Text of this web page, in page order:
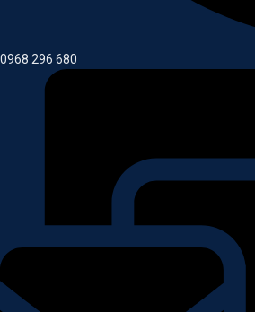
0968 296 680